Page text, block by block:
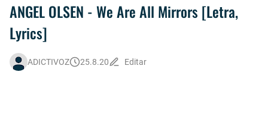
THE WEEKND - Nothing Without You [Letra Trtaducida]
ANGEL OLSEN - We Are All Mirrors [Letra,
Lyrics]
ADICTIVOZ 25.8.20 Editar